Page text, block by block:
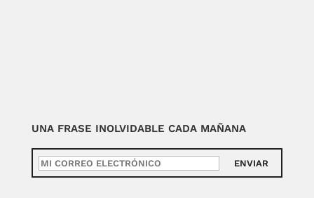
UNA FRASE INOLVIDABLE CADA MAÑANA
ENVIAR